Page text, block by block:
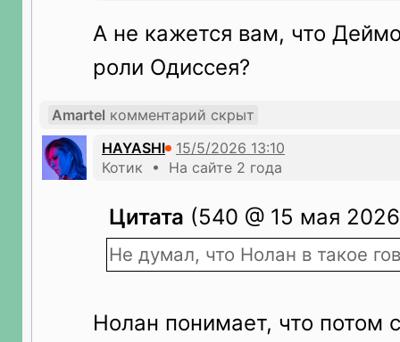
А не кажется вам, что
роли Одиссея?
Amartel комментарий скрыт
HAYASHI
Котик • На сайте 2 года
Цитата (540 @ 15 мая
Не думал, что Нолан в такое
Нолан понимает, что